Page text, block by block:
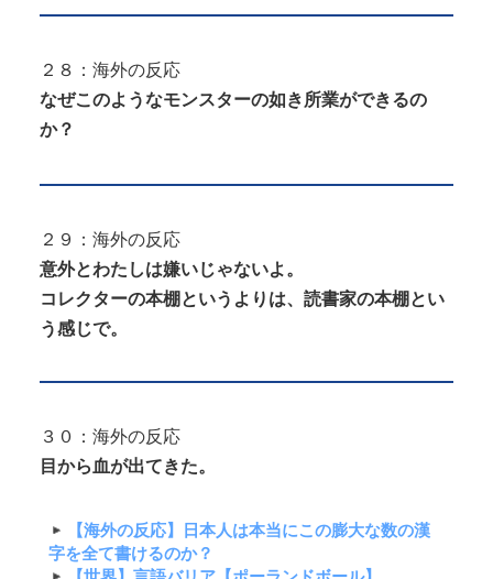
２８：海外の反応
なぜこのようなモンスターの如き所業ができるの
か？
２９：海外の反応
意外とわたしは嫌いじゃないよ。
コレクターの本棚というよりは、読書家の本棚とい
う感じで。
３０：海外の反応
目から血が出てきた。
【海外の反応】日本人は本当にこの膨大な数の漢
字を全て書けるのか？